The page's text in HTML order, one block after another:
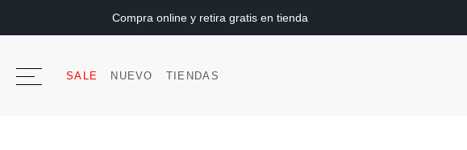
Compra online y retira gratis en tienda
SALE NUEVO TIENDAS